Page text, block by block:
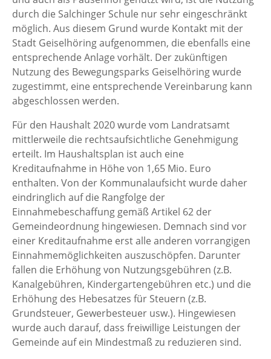
durch die Salchinger Schule nur sehr eingeschränkt
möglich. Aus diesem Grund wurde Kontakt mit der
Stadt Geiselhöring aufgenommen, die ebenfalls eine
entsprechende Anlage vorhält. Der zukünftigen
Nutzung des Bewegungsparks Geiselhöring wurde
zugestimmt, eine entsprechende Vereinbarung kann
abgeschlossen werden.
Für den Haushalt 2020 wurde vom Landratsamt
mittlerweile die rechtsaufsichtliche Genehmigung
erteilt. Im Haushaltsplan ist auch eine
Kreditaufnahme in Höhe von 1,65 Mio. Euro
enthalten. Von der Kommunalaufsicht wurde daher
eindringlich auf die Rangfolge der
Einnahmebeschaffung gemäß Artikel 62 der
Gemeindeordnung hingewiesen. Demnach sind vor
einer Kreditaufnahme erst alle anderen vorrangigen
Einnahmemöglichkeiten auszuschöpfen. Darunter
fallen die Erhöhung von Nutzungsgebühren (z.B.
Kanalgebühren, Kindergartengebühren etc.) und die
Erhöhung des Hebesatzes für Steuern (z.B.
Grundsteuer, Gewerbesteuer usw.). Hingewiesen
wurde auch darauf, dass freiwillige Leistungen der
Gemeinde auf ein Mindestmaß zu reduzieren sind.